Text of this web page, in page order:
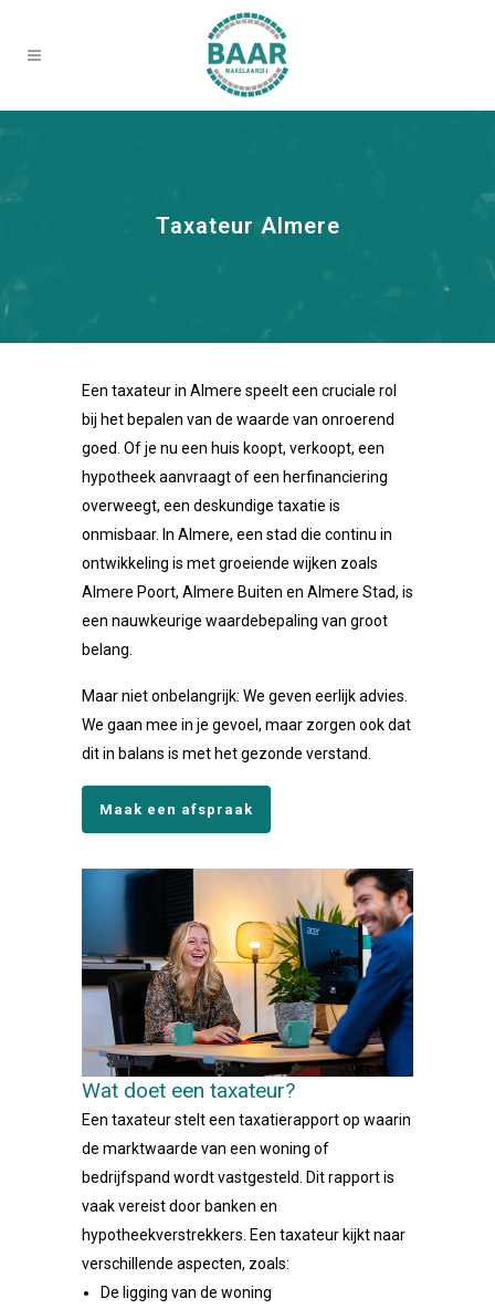
Taxateur Almere
Een taxateur in Almere speelt een cruciale rol
bij het bepalen van de waarde van onroerend
goed. Of je nu een huis koopt, verkoopt, een
hypotheek aanvraagt of een herfinanciering
overweegt, een deskundige taxatie is
onmisbaar. In Almere, een stad die continu in
ontwikkeling is met groeiende wijken zoals
Almere Poort, Almere Buiten en Almere Stad, is
een nauwkeurige waardebepaling van groot
belang.
Maar niet onbelangrijk: We geven eerlijk advies.
We gaan mee in je gevoel, maar zorgen ook dat
dit in balans is met het gezonde verstand.
Maak een afspraak
Wat doet een taxateur?
Een taxateur stelt een taxatierapport op waarin
de marktwaarde van een woning of
bedrijfspand wordt vastgesteld. Dit rapport is
vaak vereist door banken en
hypotheekverstrekkers. Een taxateur kijkt naar
verschillende aspecten, zoals:
De ligging van de woning